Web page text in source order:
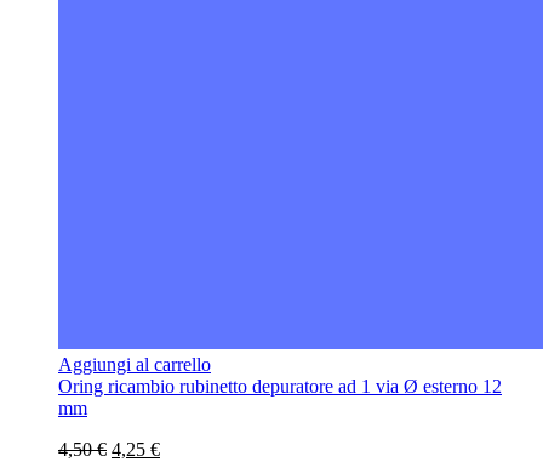
Aggiungi al carrello
Oring ricambio rubinetto depuratore ad 1 via Ø esterno 12
mm
4,50 € 4,25 €